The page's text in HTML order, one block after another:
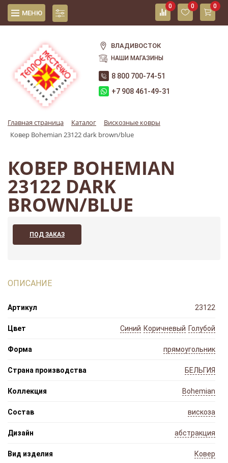
МЕНЮ
0 0 0
ВЛАДИВОСТОК
НАШИ МАГАЗИНЫ
8 800 700-74-51
+7 908 461-49-31
Главная страница Каталог
Вискозные ковры
Ковер Bohemian 23122 dark brown/blue
КОВЕР BOHEMIAN
23122 DARK
BROWN/BLUE
ПОД ЗАКАЗ
ОПИСАНИЕ
Артикул 23122
Цвет Голубой
Коричневый
Синий
Форма прямоугольник
Страна производства БЕЛЬГИЯ
Коллекция Bohemian
Состав вискоза
Дизайн абстракция
Вид изделия Ковер